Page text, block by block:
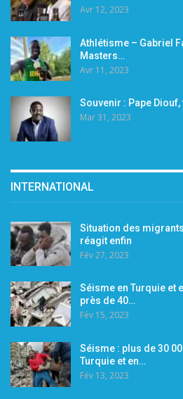
Avr 12, 2023
Athlétisme – Gabriel
Masters…
Avr 11, 2023
Souvenir : Pape
Mar 31, 2023
INTERNATIONAL
Situation des
réagit enfin
Fév 27, 2023
Séisme en Turquie et
près de 40…
Fév 15, 2023
Séisme : plus de 30
Turquie et en…
Fév 13, 2023